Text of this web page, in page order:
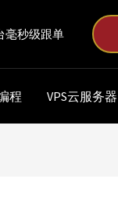
毫秒级跟单
程 VPS云服务器